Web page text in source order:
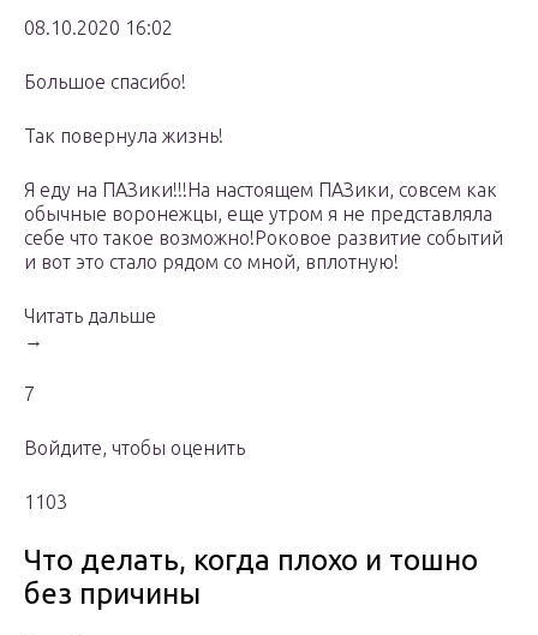
08.10.2020 16:02
Большое спасибо!
Так повернула жизнь!
Я еду на ПАЗики!!!На настоящем ПАЗики, совсем как
обычные воронежцы, еще утром я не представляла
себе что такое возможно!Роковое развитие событий
и вот это стало рядом со мной, вплотную!
Читать дальше
→
7
Войдите, чтобы оценить
1103
Что делать, когда плохо и тошно
без причины